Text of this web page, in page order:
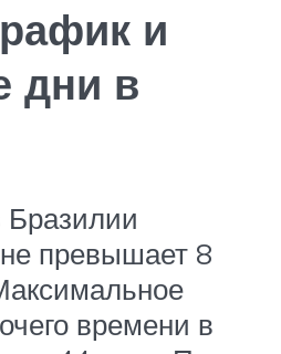
и
дни в
Бразилии
превышает 8
времени в